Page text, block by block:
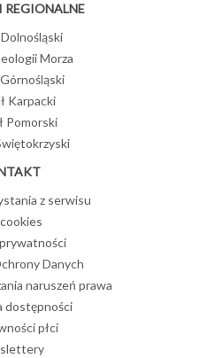
REGIONALNE
Morza
Karpacki
Pomorski
z serwisu
Danych
naruszeń prawa
dostępności
płci